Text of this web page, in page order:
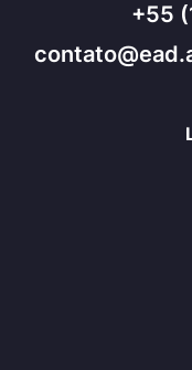
+55